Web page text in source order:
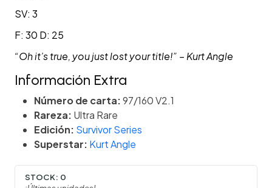
SV: 3
F: 30 D: 25
“Oh it’s true, you just lost your title!” – Kurt Angle
Información Extra
Número de carta:97/160 V2.1
Rareza: Ultra Rare
Edición: Survivor Series
Superstar: Kurt Angle
STOCK: 0